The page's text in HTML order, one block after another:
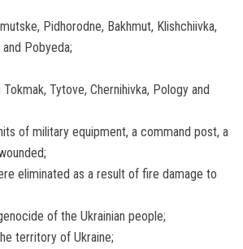
Pidhorodne, Bakhmut, Klishchiivka,
Pobyeda;
Tytove, Chernihivka, Pology and
of military equipment, a command post, a
eliminated as a result of fire damage to
of the Ukrainian people;
territory of Ukraine;